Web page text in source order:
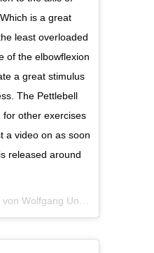
is a great
least overloaded
of the elbowflexion
a great stimulus
The Pettlebell
for other exercises
a video on as soon
released around
von Wolfgang Unsoeld